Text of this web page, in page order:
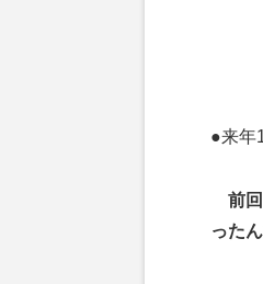
●来年
前
った